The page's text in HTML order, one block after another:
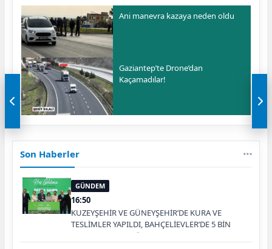
Ani manevra kazaya neden oldu
Gaziantep’te Drone’dan
Kaçamadılar!
Son Haberler
GÜNDEM
16:50
KUZEYŞEHİR VE GÜNEYŞEHİR’DE KURA VE
TESLİMLER YAPILDI, BAHÇELİEVLER’DE 5 BİN
KONUTUN TEMELİ ATILDI